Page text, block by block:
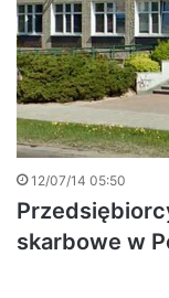
12/07/14 05:50
skarbowe w